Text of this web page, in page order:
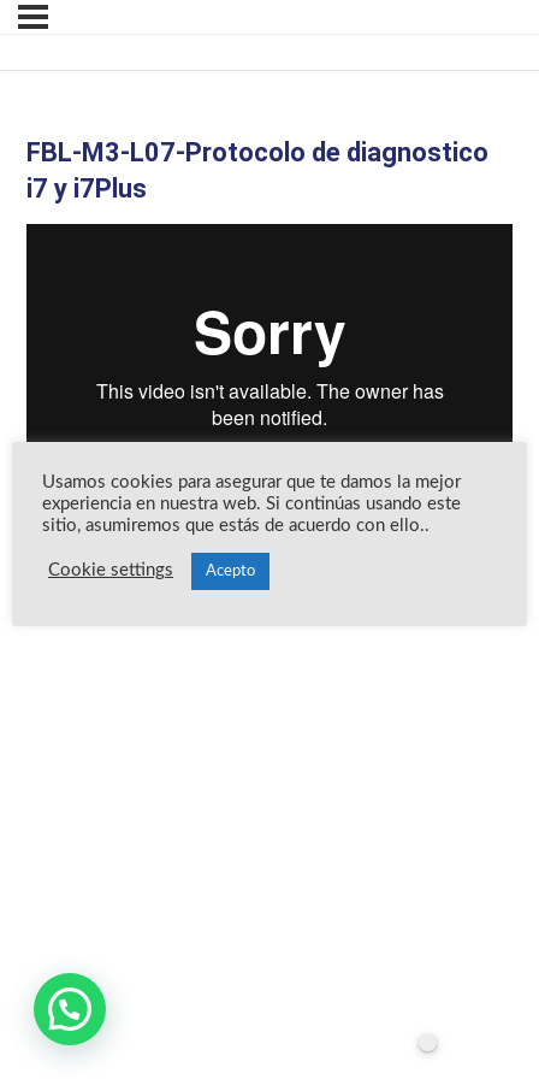
FBL-M3-L07-Protocolo de diagnostico
i7 y i7Plus
Usamos cookies para asegurar que te damos la mejor
experiencia en nuestra web. Si continúas usando este
sitio, asumiremos que estás de acuerdo con ello..
Cookie settings Acepto